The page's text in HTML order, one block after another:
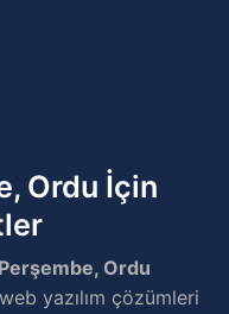
Ordu İçin
Ordu
yazılım çözümleri